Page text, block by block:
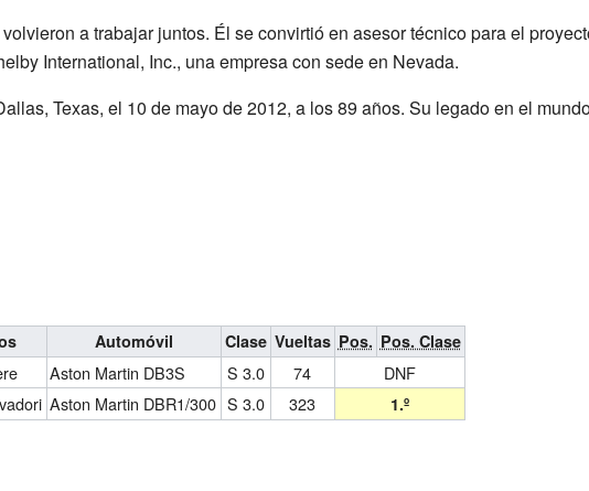
a trabajar juntos. Él se convirtió en asesor técnico para el
International, Inc., una empresa con sede en Nevada.
Texas, el 10 de mayo de 2012, a los 89 años. Su legado en el
Automóvil Clase Vueltas Pos. Pos. Clase
Aston Martin DB3S S 3.0 74 DNF
Aston Martin DBR1/300 S 3.0 323 1.º